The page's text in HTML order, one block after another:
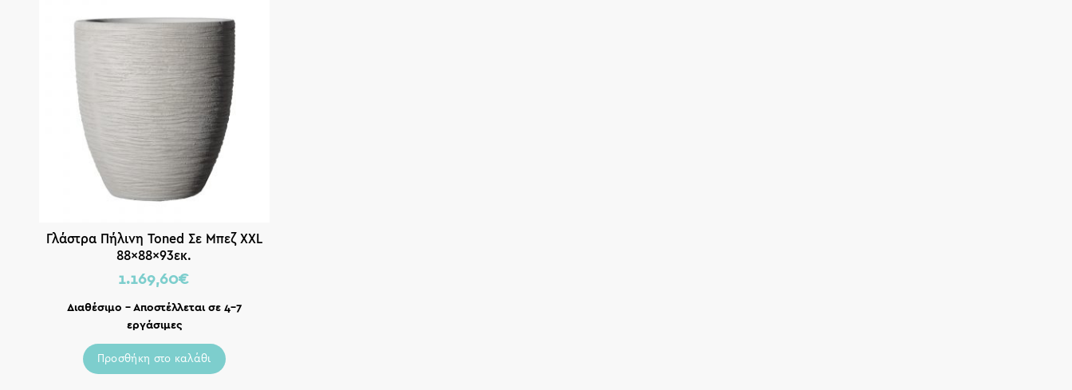
Γλάστρα Πήλινη Toned Σε Μπεζ XXL
88x88x93εκ.
1.169,60€
Διαθέσιμο – Αποστέλλεται σε 4-7
εργάσιμες
Προσθήκη στο καλάθι